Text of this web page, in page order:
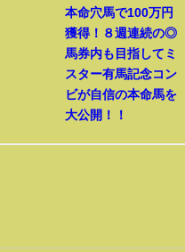
本命穴馬で100万円
獲得！８週連続の◎
馬券内も目指してミ
スター有馬記念コン
ビが自信の本命馬を
大公開！！